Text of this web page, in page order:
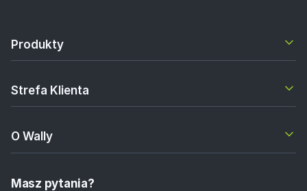
Produkty
Strefa Klienta
O Wally
Masz pytania?